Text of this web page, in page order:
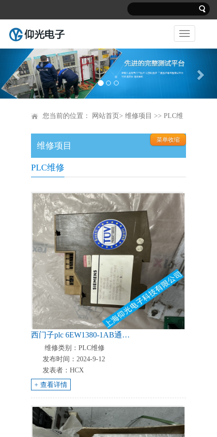
Previous
您当前的位置： 网站首页 > 维修项目 >> PLC维
修
维修项目
PLC维修
西门子plc 6EW1380-1AB通信线路连接不良故障维修欢迎咨询
维修类别：PLC维修
发布时间：2024-9-12
发表者：HCX
+ 查看详情